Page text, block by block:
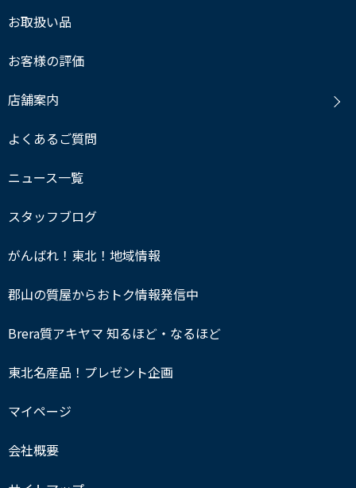
お取扱い品
お客様の評価
店舗案内
よくあるご質問
ニュース一覧
スタッフブログ
がんばれ！東北！地域情報
郡山の質屋からおトク情報発信中
Brera質アキヤマ 知るほど・なるほど
東北名産品！プレゼント企画
マイページ
会社概要